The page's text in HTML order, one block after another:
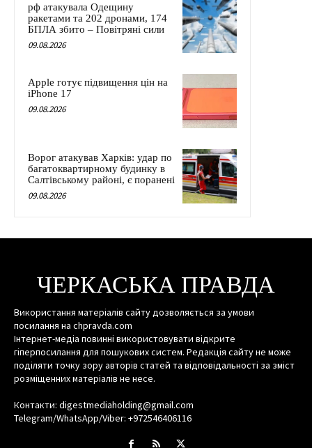
рф атакувала Одещину
ракетами та 202 дронами, 174
БПЛА збито – Повітряні сили
09.08.2026
Apple готує підвищення цін на
iPhone 17
09.08.2026
Ворог атакував Харків: удар по
багатоквартирному будинку в
Салтівському районі, є поранені
09.08.2026
ЧЕРКАСЬКА ПРАВДА
Використання матеріалів сайту дозволяється за умови
посилання на chpravda.com
Інтернет-медіа повинні використовувати відкрите
гіперпосилання для пошукових систем. Редакція сайту не може
поділяти точку зору авторів статей та відповідальності за зміст
розміщенних матеріалів не несе.
Контакти: digestmediaholding@gmail.com
Telegram/WhatsApp/Viber: +972546406116